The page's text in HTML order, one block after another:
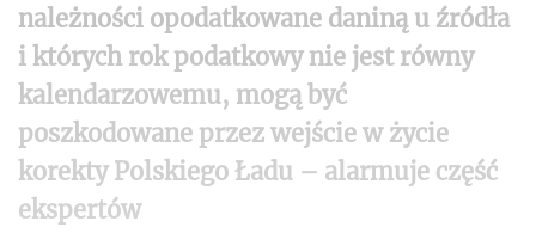
należności opodatkowane daniną u źródła
i których rok podatkowy nie jest równy
kalendarzowemu, mogą być
poszkodowane przez wejście w życie
korekty Polskiego Ładu – alarmuje część
ekspertów